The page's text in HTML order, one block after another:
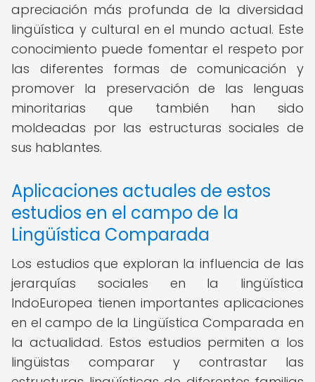
apreciación más profunda de la diversidad
lingüística y cultural en el mundo actual. Este
conocimiento puede fomentar el respeto por
las diferentes formas de comunicación y
promover la preservación de las lenguas
minoritarias que también han sido
moldeadas por las estructuras sociales de
sus hablantes.
Aplicaciones actuales de estos
estudios en el campo de la
Lingüística Comparada
Los estudios que exploran la influencia de las
jerarquías sociales en la lingüística
IndoEuropea tienen importantes aplicaciones
en el campo de la Lingüística Comparada en
la actualidad. Estos estudios permiten a los
lingüistas comparar y contrastar las